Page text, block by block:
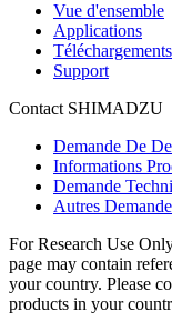
Vue d'ensemble
Applications
Téléchargements
Support
Contact SHIMADZU
Demande De
Informations
Demande
Autres
For Research Use
page may contain
your country. Please
products in your